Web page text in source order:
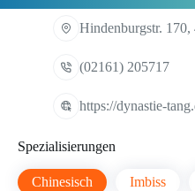
Hindenburgstr.
(02161) 205717
https://dynastie-
Spezialisierungen
Chinesisch Imbiss